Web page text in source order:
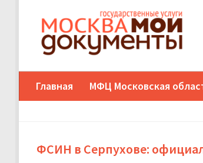
Главная МФЦ Московская
ФСИН в Серпухове: